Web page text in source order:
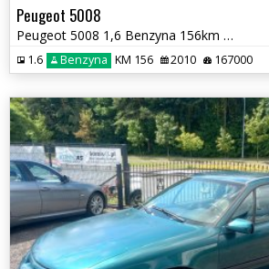
Peugeot 5008
Peugeot 5008 1,6 Benzyna 156km * Panorama Klimatyzacja Elektryka *
1.6 Benzyna KM 156 2010 167000